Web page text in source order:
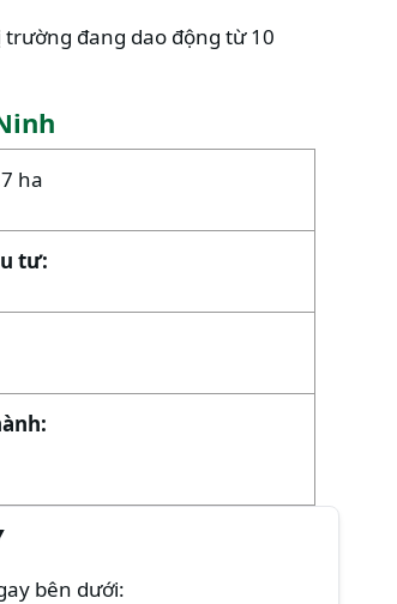
trường đang dao động từ 10
ha
tư:
bên dưới: